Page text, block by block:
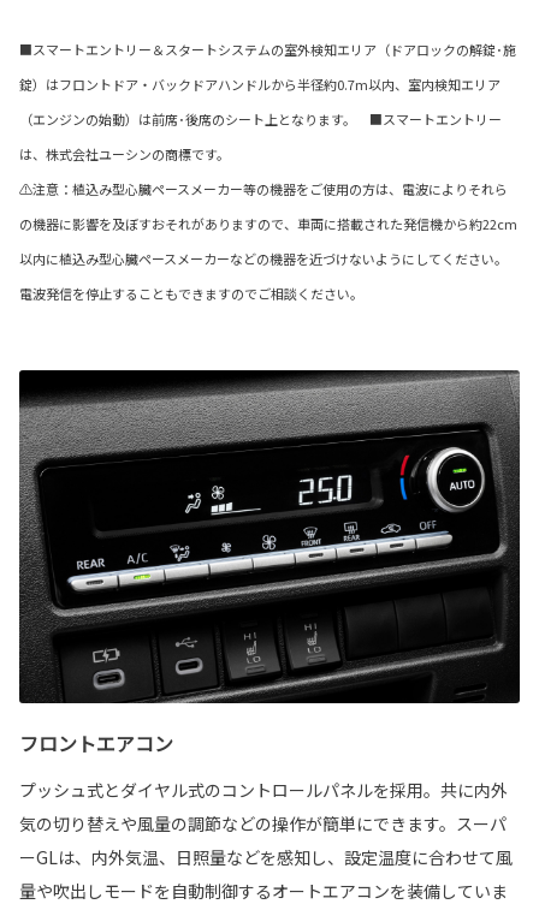
■スマートエントリー＆スタートシステムの室外検知エリア（ドアロックの解錠･施
錠）はフロントドア・バックドアハンドルから半径約0.7m以内、室内検知エリア
（エンジンの始動）は前席･後席のシート上となります。 ■スマートエントリー
は、株式会社ユーシンの商標です。
⚠注意：植込み型心臓ペースメーカー等の機器をご使用の方は、電波によりそれら
の機器に影響を及ぼすおそれがありますので、車両に搭載された発信機から約22cm
以内に植込み型心臓ペースメーカーなどの機器を近づけないようにしてください。
電波発信を停止することもできますのでご相談ください。
フロントエアコン
プッシュ式とダイヤル式のコントロールパネルを採用。共に内外
気の切り替えや風量の調節などの操作が簡単にできます。スーパ
ーGLは、内外気温、日照量などを感知し、設定温度に合わせて風
量や吹出しモードを自動制御するオートエアコンを装備していま